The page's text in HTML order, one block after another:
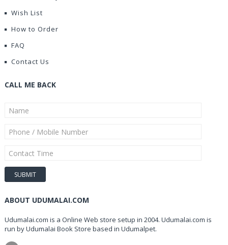
Wish List
How to Order
FAQ
Contact Us
CALL ME BACK
ABOUT UDUMALAI.COM
Udumalai.com is a Online Web store setup in 2004. Udumalai.com is
run by Udumalai Book Store based in Udumalpet.